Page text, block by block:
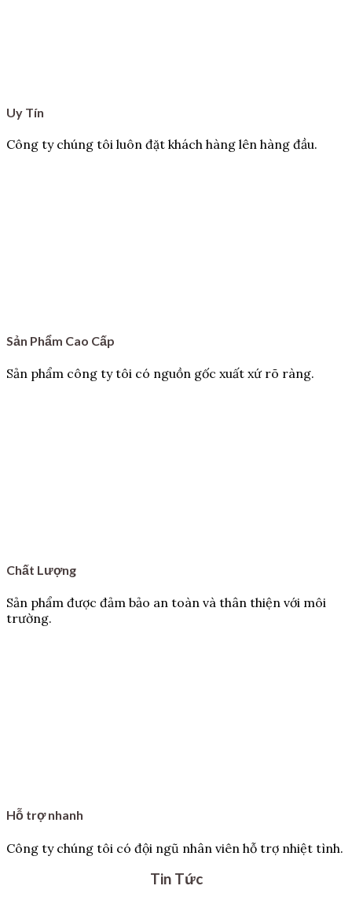
Uy Tín
Công ty chúng tôi luôn đặt khách hàng lên hàng đầu.
Sản Phẩm Cao Cấp
Sản phẩm công ty tôi có nguồn gốc xuất xứ rõ ràng.
Chất Lượng
Sản phẩm được đảm bảo an toàn và thân thiện với môi
trường.
Hỗ trợ nhanh
Công ty chúng tôi có đội ngũ nhân viên hỗ trợ nhiệt tình.
Tin Tức